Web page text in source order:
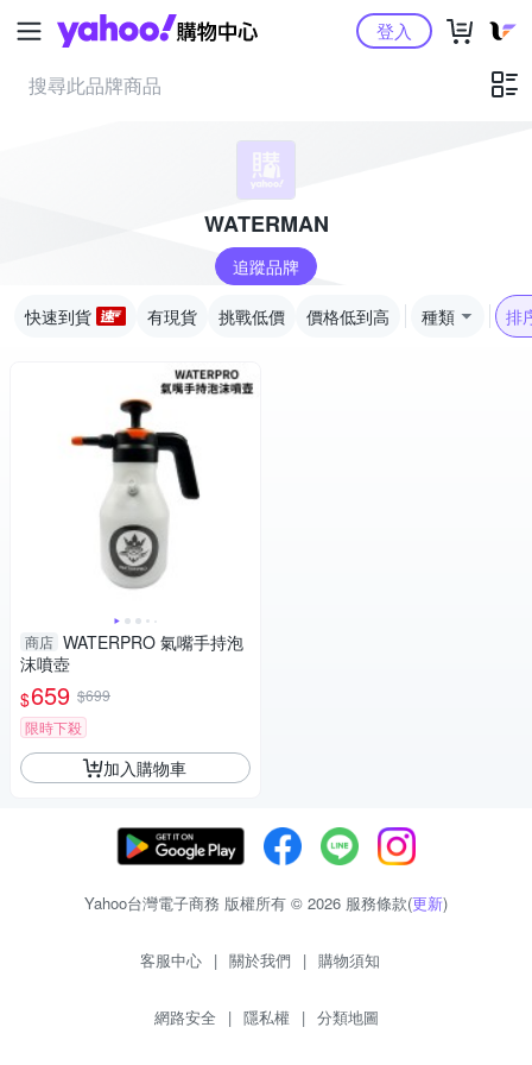
Yahoo購物中心登入
WATERMAN
追蹤品牌
快速到貨 有現貨 挑戰低價 價格低到高 種類 排
商店 WATERPRO 氣嘴手持泡
沫噴壺
$659 $699
限時下殺
加入購物車
Yahoo台灣電子商務 版權所有 © 2026 服務條款(更新)
客服中心 | 關於我們 | 購物須知
網路安全 | 隱私權 | 分類地圖